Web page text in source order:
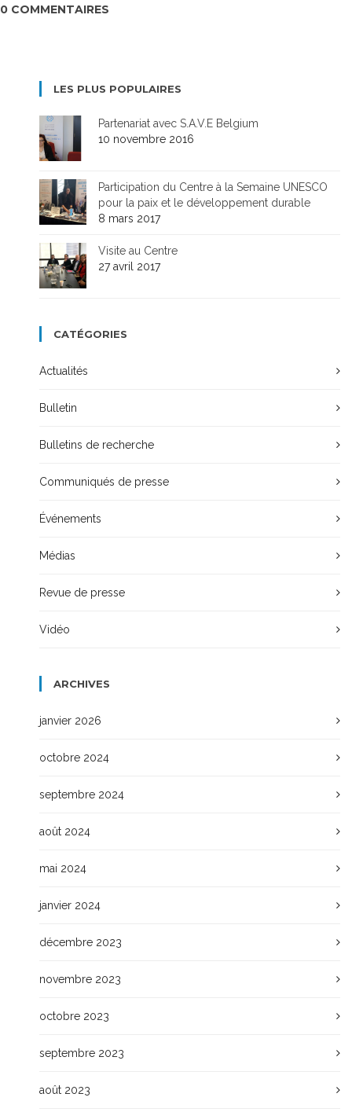
0 COMMENTAIRES
LES PLUS POPULAIRES
Partenariat avec S.A.V.E Belgium
10 novembre 2016
Participation du Centre à la Semaine UNESCO
pour la paix et le développement durable
8 mars 2017
Visite au Centre
27 avril 2017
CATÉGORIES
Actualités
Bulletin
Bulletins de recherche
Communiqués de presse
Événements
Médias
Revue de presse
Vidéo
ARCHIVES
janvier 2026
octobre 2024
septembre 2024
août 2024
mai 2024
janvier 2024
décembre 2023
novembre 2023
octobre 2023
septembre 2023
août 2023